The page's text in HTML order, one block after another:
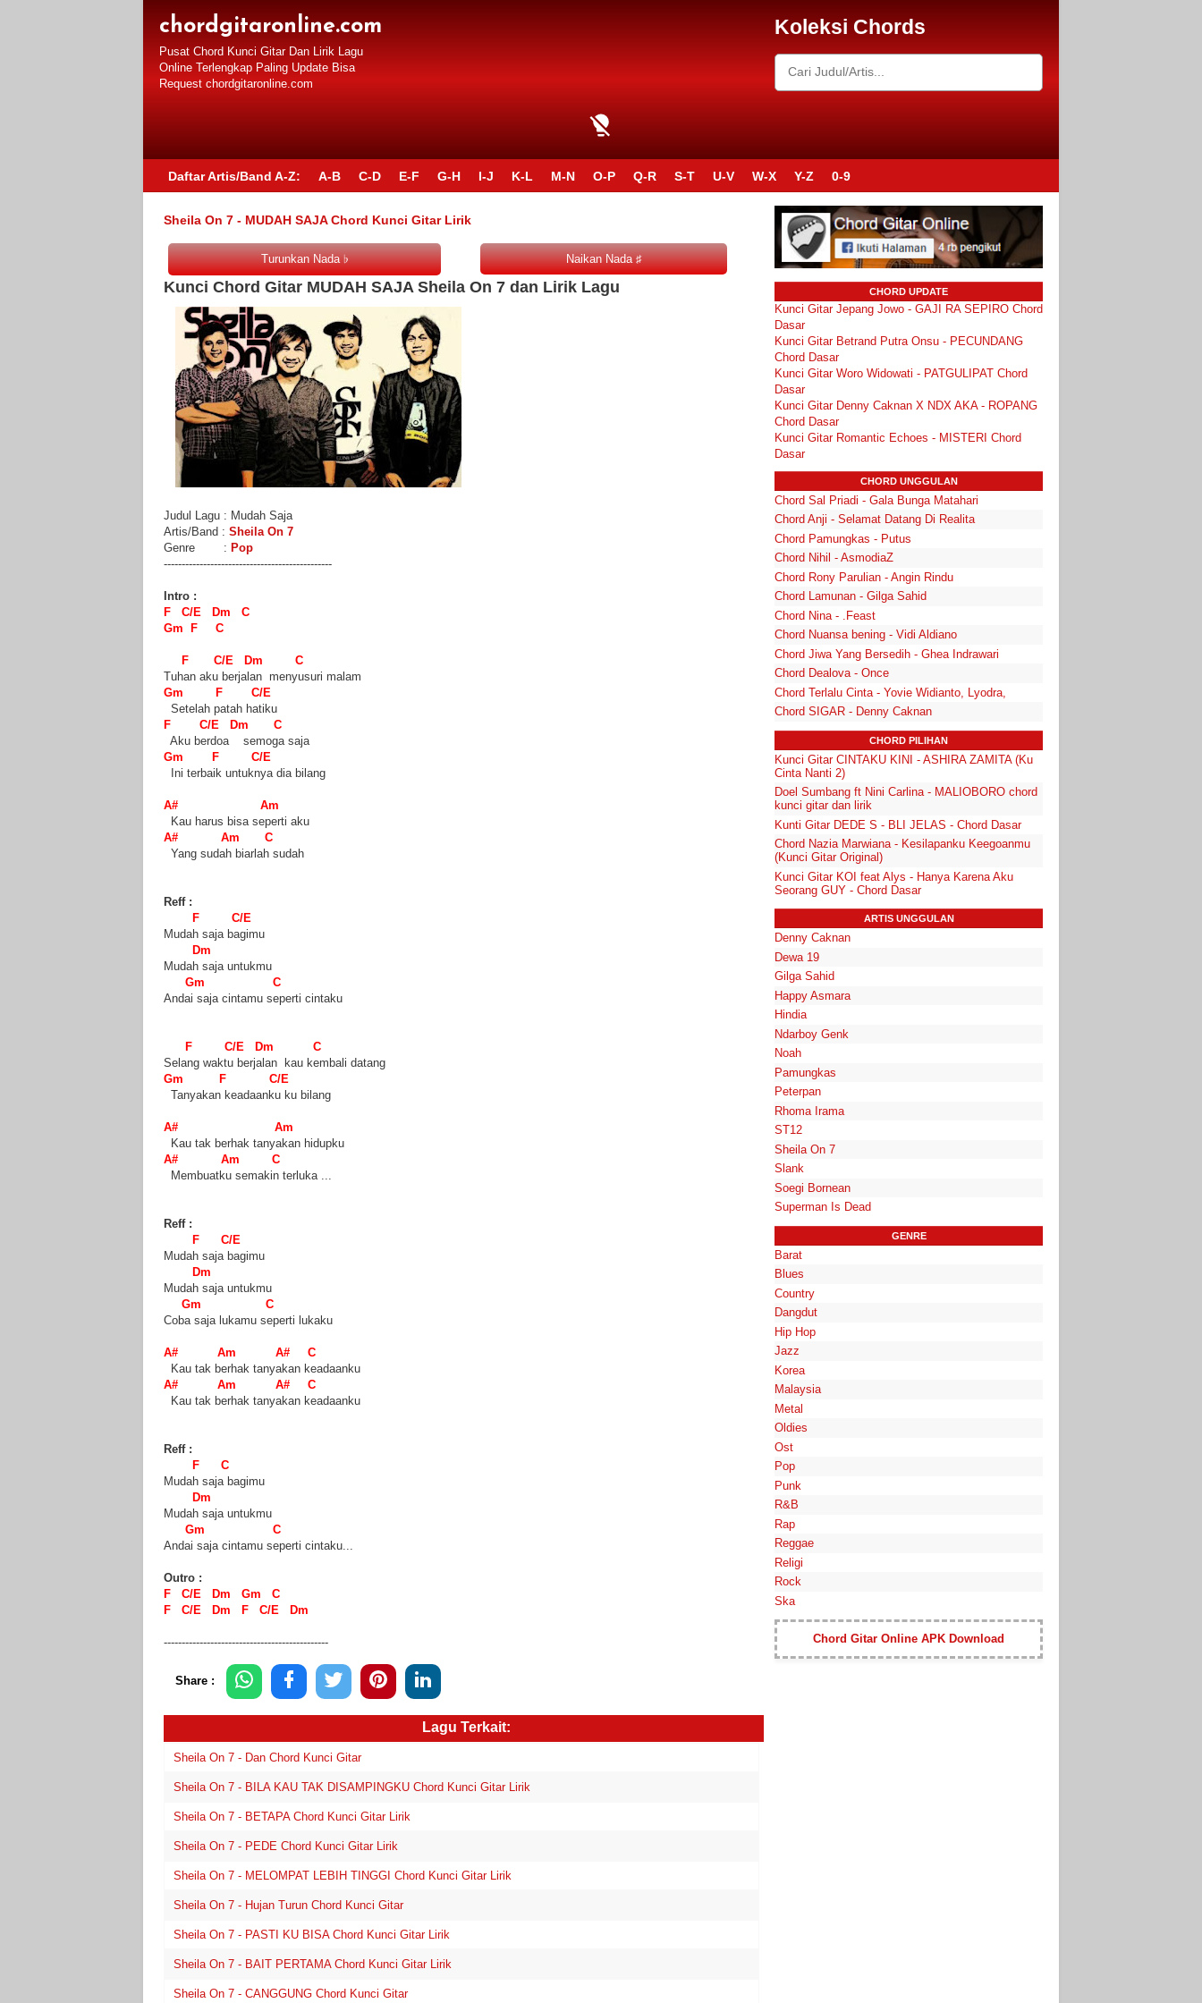
chordgitaronline.com
Pusat Chord Kunci Gitar Dan Lirik Lagu
Online Terlengkap Paling Update Bisa
Request chordgitaronline.com
Koleksi Chords
Daftar Artis/Band A-Z: A-B C-D E-F G-H I-J K-L M-N O-P Q-R S-T U-V W-X Y-Z 0-9
Sheila On 7 - MUDAH SAJA Chord Kunci Gitar Lirik
Kunci Chord Gitar MUDAH SAJA Sheila On 7 dan Lirik Lagu
Judul Lagu : Mudah Saja
Artis/Band : Sheila On 7
Genre : Pop
-----------------------------------------------
Intro :
F C/E Dm C
Gm F C
F C/E Dm C
Tuhan aku berjalan menyusuri malam
Gm F C/E
Setelah patah hatiku
F C/E Dm C
Aku berdoa semoga saja
Gm F C/E
Ini terbaik untuknya dia bilang
A# Am
Kau harus bisa seperti aku
A# Am C
Yang sudah biarlah sudah
Reff :
F C/E
Mudah saja bagimu
Dm
Mudah saja untukmu
Gm C
Andai saja cintamu seperti cintaku
F C/E Dm C
Selang waktu berjalan kau kembali datang
Gm F C/E
Tanyakan keadaanku ku bilang
A# Am
Kau tak berhak tanyakan hidupku
A# Am C
Membuatku semakin terluka ...
Reff :
F C/E
Mudah saja bagimu
Dm
Mudah saja untukmu
Gm C
Coba saja lukamu seperti lukaku
A# Am A# C
Kau tak berhak tanyakan keadaanku
A# Am A# C
Kau tak berhak tanyakan keadaanku
Reff :
F C
Mudah saja bagimu
Dm
Mudah saja untukmu
Gm C
Andai saja cintamu seperti cintaku...
Outro :
F C/E Dm Gm C
F C/E Dm F C/E Dm
----------------------------------------------
Share :
Lagu Terkait:
Sheila On 7 - Dan Chord Kunci Gitar
Sheila On 7 - BILA KAU TAK DISAMPINGKU Chord Kunci Gitar Lirik
Sheila On 7 - BETAPA Chord Kunci Gitar Lirik
Sheila On 7 - PEDE Chord Kunci Gitar Lirik
Sheila On 7 - MELOMPAT LEBIH TINGGI Chord Kunci Gitar Lirik
Sheila On 7 - Hujan Turun Chord Kunci Gitar
Sheila On 7 - PASTI KU BISA Chord Kunci Gitar Lirik
Sheila On 7 - BAIT PERTAMA Chord Kunci Gitar Lirik
Sheila On 7 - CANGGUNG Chord Kunci Gitar
CHORD UPDATE
Kunci Gitar Jepang Jowo - GAJI RA SEPIRO Chord
Dasar
Kunci Gitar Betrand Putra Onsu - PECUNDANG
Chord Dasar
Kunci Gitar Woro Widowati - PATGULIPAT Chord
Dasar
Kunci Gitar Denny Caknan X NDX AKA - ROPANG
Chord Dasar
Kunci Gitar Romantic Echoes - MISTERI Chord
Dasar
CHORD UNGGULAN
Chord Sal Priadi - Gala Bunga Matahari
Chord Anji - Selamat Datang Di Realita
Chord Pamungkas - Putus
Chord Nihil - AsmodiaZ
Chord Rony Parulian - Angin Rindu
Chord Lamunan - Gilga Sahid
Chord Nina - .Feast
Chord Nuansa bening - Vidi Aldiano
Chord Jiwa Yang Bersedih - Ghea Indrawari
Chord Dealova - Once
Chord Terlalu Cinta - Yovie Widianto, Lyodra,
Chord SIGAR - Denny Caknan
CHORD PILIHAN
Kunci Gitar CINTAKU KINI - ASHIRA ZAMITA (Ku
Cinta Nanti 2)
Doel Sumbang ft Nini Carlina - MALIOBORO chord
kunci gitar dan lirik
Kunti Gitar DEDE S - BLI JELAS - Chord Dasar
Chord Nazia Marwiana - Kesilapanku Keegoanmu
(Kunci Gitar Original)
Kunci Gitar KOI feat Alys - Hanya Karena Aku
Seorang GUY - Chord Dasar
ARTIS UNGGULAN
Denny Caknan
Dewa 19
Gilga Sahid
Happy Asmara
Hindia
Ndarboy Genk
Noah
Pamungkas
Peterpan
Rhoma Irama
ST12
Sheila On 7
Slank
Soegi Bornean
Superman Is Dead
GENRE
Barat
Blues
Country
Dangdut
Hip Hop
Jazz
Korea
Malaysia
Metal
Oldies
Ost
Pop
Punk
R&B
Rap
Reggae
Religi
Rock
Ska
Chord Gitar Online APK Download